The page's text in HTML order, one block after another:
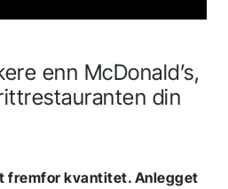
enn McDonald’s,
din
fremfor kvantitet. Anlegget